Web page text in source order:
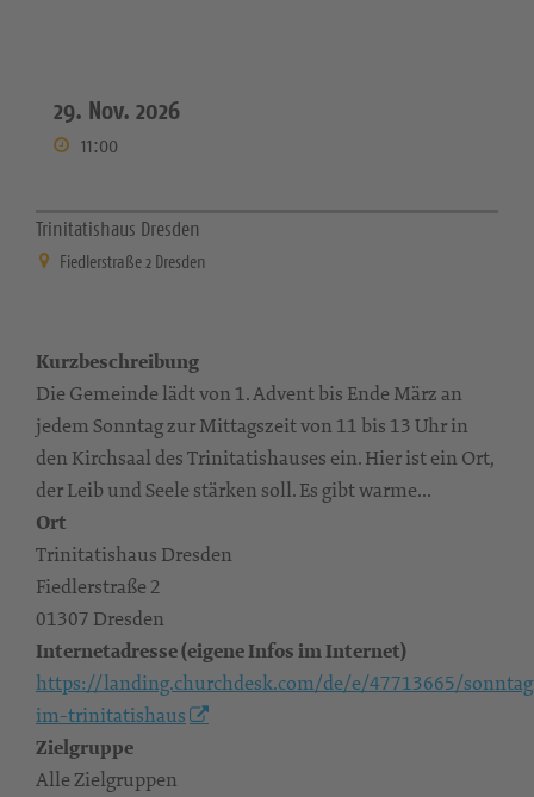
29. Nov. 2026
11:00
Trinitatishaus Dresden
Fiedlerstraße 2 Dresden
Kurzbeschreibung
Die Gemeinde lädt von 1. Advent bis Ende März an
jedem Sonntag zur Mittagszeit von 11 bis 13 Uhr in
den Kirchsaal des Trinitatishauses ein. Hier ist ein Ort,
der Leib und Seele stärken soll. Es gibt warme...
Ort
Trinitatishaus Dresden
Fiedlerstraße 2
01307 Dresden
Internetadresse (eigene Infos im Internet)
https://landing.churchdesk.com/de/e/47713665/
im-trinitatishaus
Zielgruppe
Alle Zielgruppen